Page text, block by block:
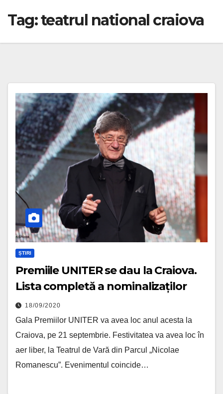
Tag:teatrul national craiova
ȘTIRI
Premiile UNITER se dau la Craiova.
Lista completă a nominalizaților
18/09/2020
Gala Premiilor UNITER va avea loc anul acesta la
Craiova, pe 21 septembrie. Festivitatea va avea loc în
aer liber, la Teatrul de Vară din Parcul „Nicolae
Romanescu”. Evenimentul coincide…